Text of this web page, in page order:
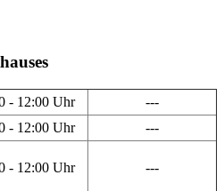
- 12:00 Uhr
---
- 12:00 Uhr ---
- 12:00 Uhr ---